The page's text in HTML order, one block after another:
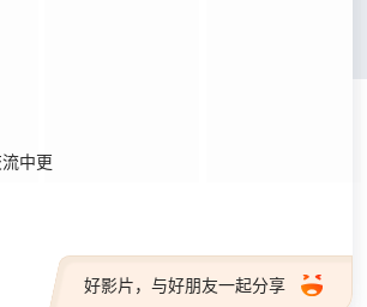
中更
好影片，与好朋友一起分享